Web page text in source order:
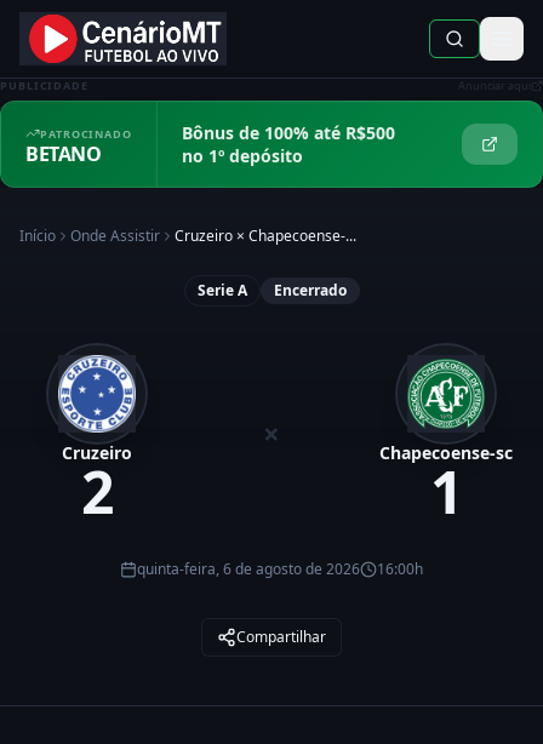
PUBLICIDADE Anunciar aqui
PATROCINADO
BETANO
Bônus de 100% até R$500
no 1º depósito
Início Onde Assistir Cruzeiro × Chapecoense-...
Serie A Encerrado
Cruzeiro
2
× Chapecoense-sc
1
quinta-feira, 6 de agosto de 2026 16:00h
Compartilhar